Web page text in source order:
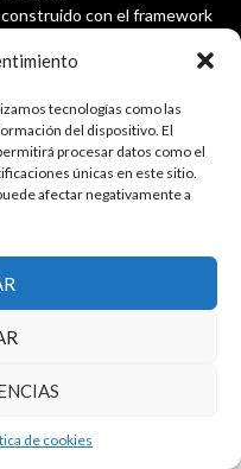
tecnologías como las
del dispositivo. El
procesar datos como el
únicas en este sitio.
afectar negativamente a
de cookies
construido con el framework
de datos